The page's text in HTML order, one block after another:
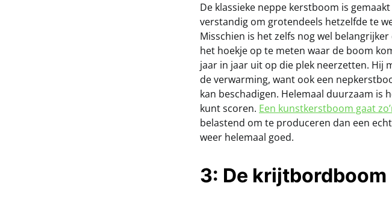
De klassieke neppe kerstboom is
verstandig om grotendeels hetzelfde te
Misschien is het zelfs nog wel
het hoekje op te meten waar de boom
jaar in jaar uit op die plek neerzetten. Hij
de verwarming, want ook een
kan beschadigen. Helemaal duurzaam is
kunt scoren. Een kunstkerstboom gaat
belastend om te produceren dan een
weer helemaal goed.
3: De krijtbordboom